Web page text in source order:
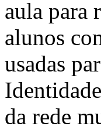
aula para
alunos
usadas
da rede